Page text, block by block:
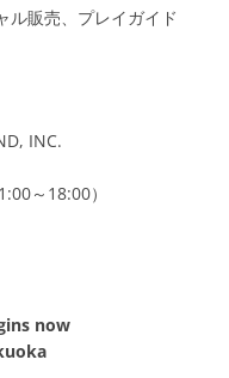
ル販売、プレイガイド
INC.
～18:00）
now